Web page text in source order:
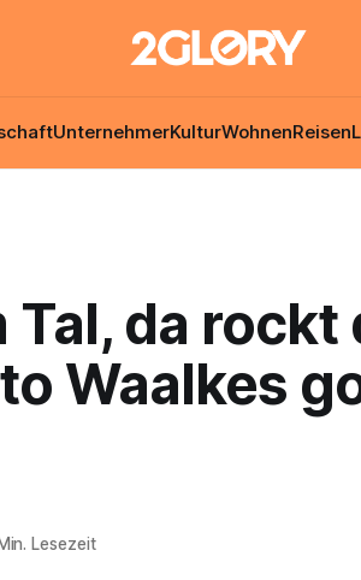
UnternehmerKulturWohnenReisen
Tal, da rockt
Waalkes
Lesezeit